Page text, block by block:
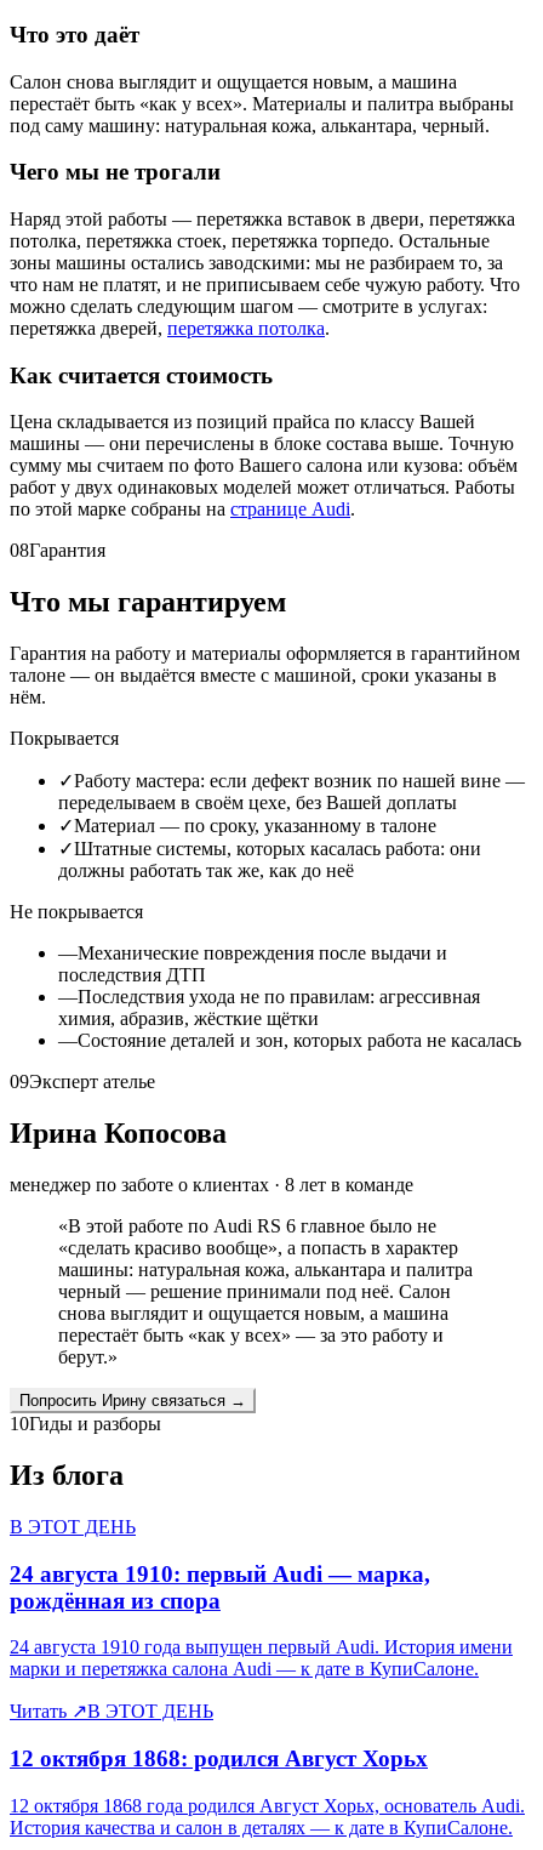
Что это даёт
Салон снова выглядит и ощущается новым, а машина
перестаёт быть «как у всех». Материалы и палитра выбраны
под саму машину: натуральная кожа, алькантара, черный.
Чего мы не трогали
Наряд этой работы — перетяжка вставок в двери, перетяжка
потолка, перетяжка стоек, перетяжка торпедо. Остальные
зоны машины остались заводскими: мы не разбираем то, за
что нам не платят, и не приписываем себе чужую работу. Что
можно сделать следующим шагом — смотрите в услугах:
перетяжка дверей, перетяжка потолка.
Как считается стоимость
Цена складывается из позиций прайса по классу Вашей
машины — они перечислены в блоке состава выше. Точную
сумму мы считаем по фото Вашего салона или кузова: объём
работ у двух одинаковых моделей может отличаться. Работы
по этой марке собраны на странице Audi.
08Гарантия
Что мы гарантируем
Гарантия на работу и материалы оформляется в гарантийном
талоне — он выдаётся вместе с машиной, сроки указаны в
нём.
Покрывается
✓Работу мастера: если дефект возник по нашей вине —
переделываем в своём цехе, без Вашей доплаты
✓Материал — по сроку, указанному в талоне
✓Штатные системы, которых касалась работа: они
должны работать так же, как до неё
Не покрывается
—Механические повреждения после выдачи и
последствия ДТП
—Последствия ухода не по правилам: агрессивная
химия, абразив, жёсткие щётки
—Состояние деталей и зон, которых работа не касалась
09Эксперт ателье
Ирина Копосова
менеджер по заботе о клиентах · 8 лет в команде
«В этой работе по Audi RS 6 главное было не
«сделать красиво вообще», а попасть в характер
машины: натуральная кожа, алькантара и палитра
черный — решение принимали под неё. Салон
снова выглядит и ощущается новым, а машина
перестаёт быть «как у всех» — за это работу и
берут.»
Попросить Ирину связаться →
10Гиды и разборы
Из блога
В ЭТОТ ДЕНЬ
24 августа 1910: первый Audi — марка,
рождённая из спора
24 августа 1910 года выпущен первый Audi. История имени
марки и перетяжка салона Audi — к дате в КупиСалоне.
Читать ↗В ЭТОТ ДЕНЬ
12 октября 1868: родился Август Хорьх
12 октября 1868 года родился Август Хорьх, основатель Audi.
История качества и салон в деталях — к дате в КупиСалоне.